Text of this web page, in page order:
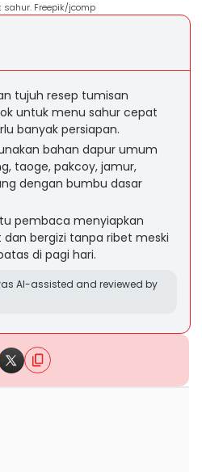
Freepik/jcomp
tujuh resep tumisan
untuk menu sahur cepat
banyak persiapan.
bahan dapur umum
taoge, pakcoy, jamur,
dengan bumbu dasar
pembaca menyiapkan
bergizi tanpa ribet meski
di pagi hari.
AI-assisted and reviewed by